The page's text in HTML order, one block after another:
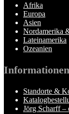
Afrika
Europa
Asien
Nordamerika
Lateinamerika
Ozeanien
Informationen
Standorte &
Jörg Scharff –